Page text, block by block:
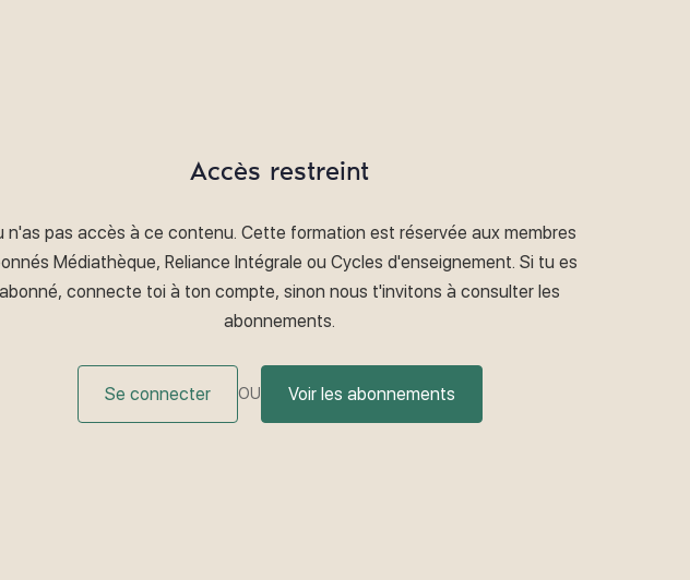
Accès restreint
n'as pas accès à ce contenu. Cette formation est réservée aux membres
Médiathèque, Reliance Intégrale ou Cycles d'enseignement. Si tu es
abonné, connecte toi à ton compte, sinon nous t'invitons à consulter les
abonnements.
Se connecter OU Voir les abonnements